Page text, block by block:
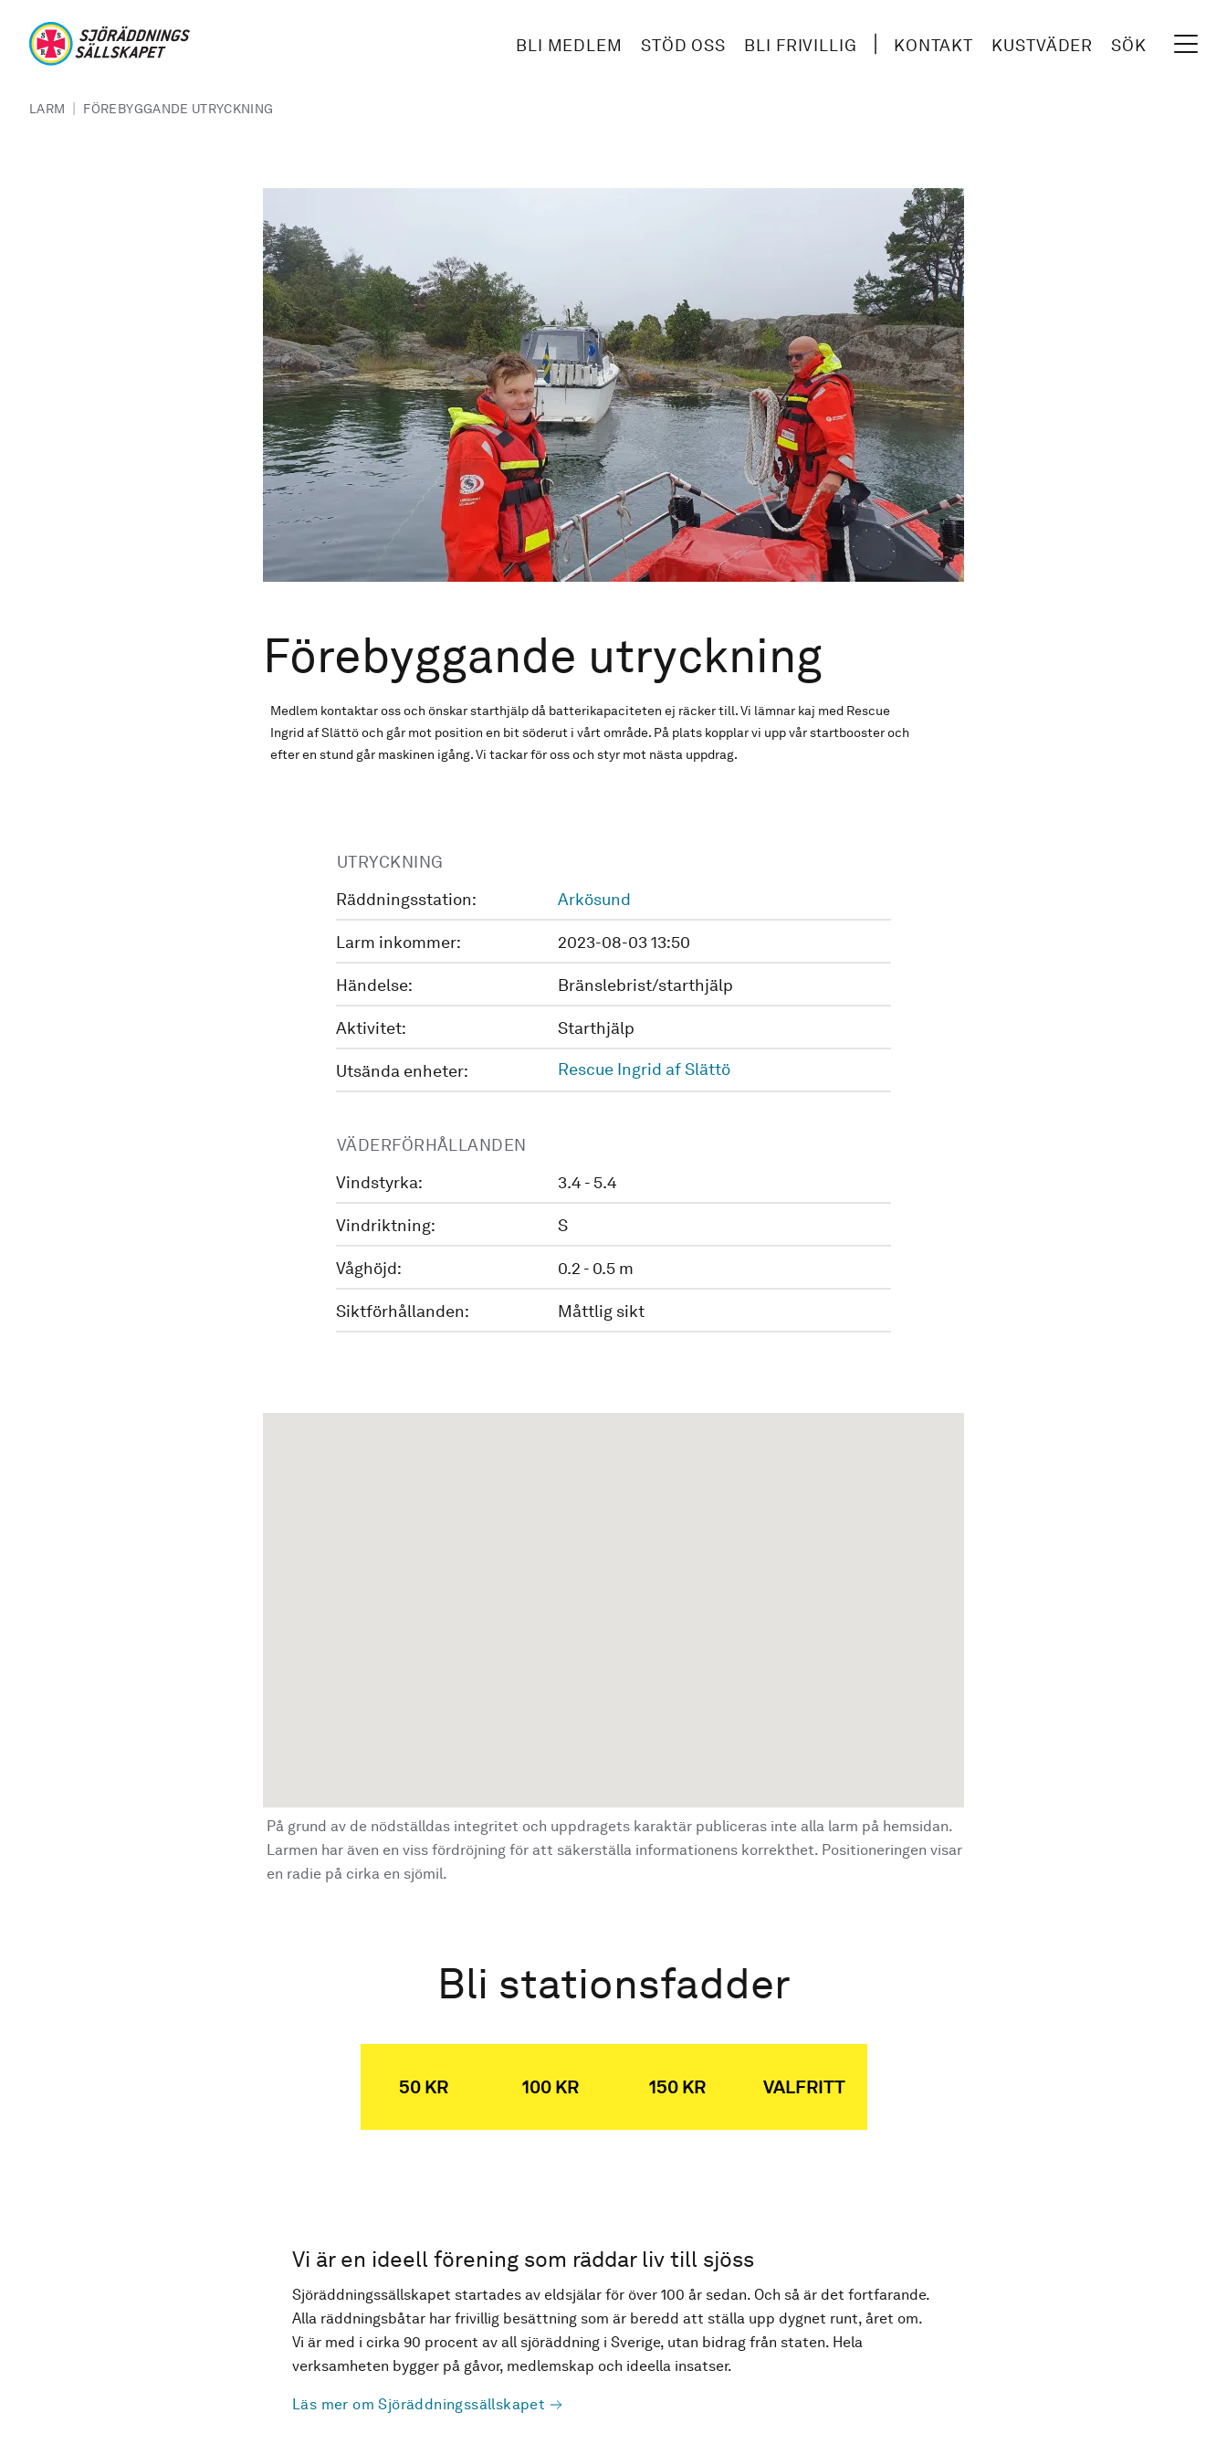
BLI MEDLEM STÖD OSS BLI FRIVILLIG KONTAKT KUSTVÄDER SÖK
LARM | FÖREBYGGANDE UTRYCKNING
Förebyggande utryckning
Medlem kontaktar oss och önskar starthjälp då batterikapaciteten ej räcker till. Vi lämnar kaj med Rescue
Ingrid af Slättö och går mot position en bit söderut i vårt område. På plats kopplar vi upp vår startbooster och
efter en stund går maskinen igång. Vi tackar för oss och styr mot nästa uppdrag.
UTRYCKNING
Räddningsstation:
Arkösund
Larm inkommer: 2023-08-03 13:50
Händelse: Bränslebrist/starthjälp
Aktivitet: Starthjälp
Utsända enheter: Rescue Ingrid af Slättö
VÄDERFÖRHÅLLANDEN
Vindstyrka:
3.4 - 5.4
Vindriktning: S
Våghöjd: 0.2 - 0.5 m
Siktförhållanden: Måttlig sikt
På grund av de nödställdas integritet och uppdragets karaktär publiceras inte alla larm på hemsidan.
Larmen har även en viss fördröjning för att säkerställa informationens korrekthet. Positioneringen visar
en radie på cirka en sjömil.
Bli stationsfadder
50 KR 100 KR 150 KR VALFRITT
Vi är en ideell förening som räddar liv till sjöss
Sjöräddningssällskapet startades av eldsjälar för över 100 år sedan. Och så är det fortfarande.
Alla räddningsbåtar har frivillig besättning som är beredd att ställa upp dygnet runt, året om.
Vi är med i cirka 90 procent av all sjöräddning i Sverige, utan bidrag från staten. Hela
verksamheten bygger på gåvor, medlemskap och ideella insatser.
Läs mer om Sjöräddningssällskapet